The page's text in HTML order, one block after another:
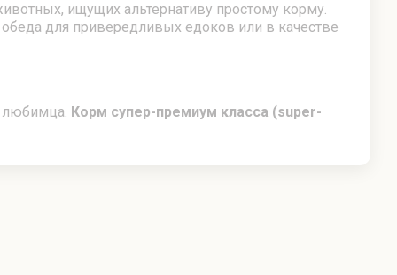
ищущих альтернативу простому корму.
для привередливых едоков или в качестве
любимца. Корм супер-премиум класса (super-